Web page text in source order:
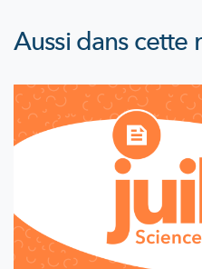
Aussi dans cette